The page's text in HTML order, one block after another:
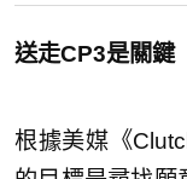
送走CP3是關
根據美媒《